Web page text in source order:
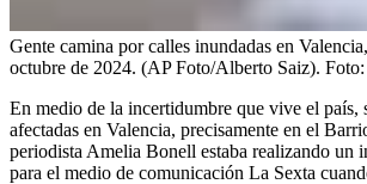
Gente camina por calles inundadas en
octubre de 2024. (AP Foto/Alberto Saiz). Foto:
En medio de la incertidumbre que vive el país,
afectadas en Valencia, precisamente en el
periodista Amelia Bonell estaba realizando un
para el medio de comunicación La Sexta